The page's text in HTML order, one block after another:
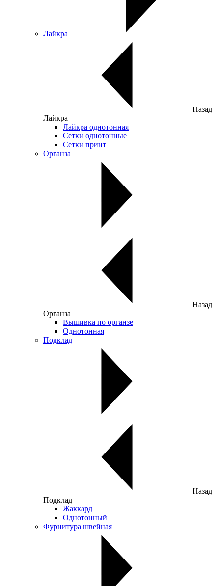
Лайкра
Назад
Лайкра
Лайкра однотонная
Сетки однотонные
Сетки принт
Органза
Назад
Органза
Вышивка по органзе
Однотонная
Подклад
Назад
Подклад
Жаккард
Однотонный
Фурнитура швейная